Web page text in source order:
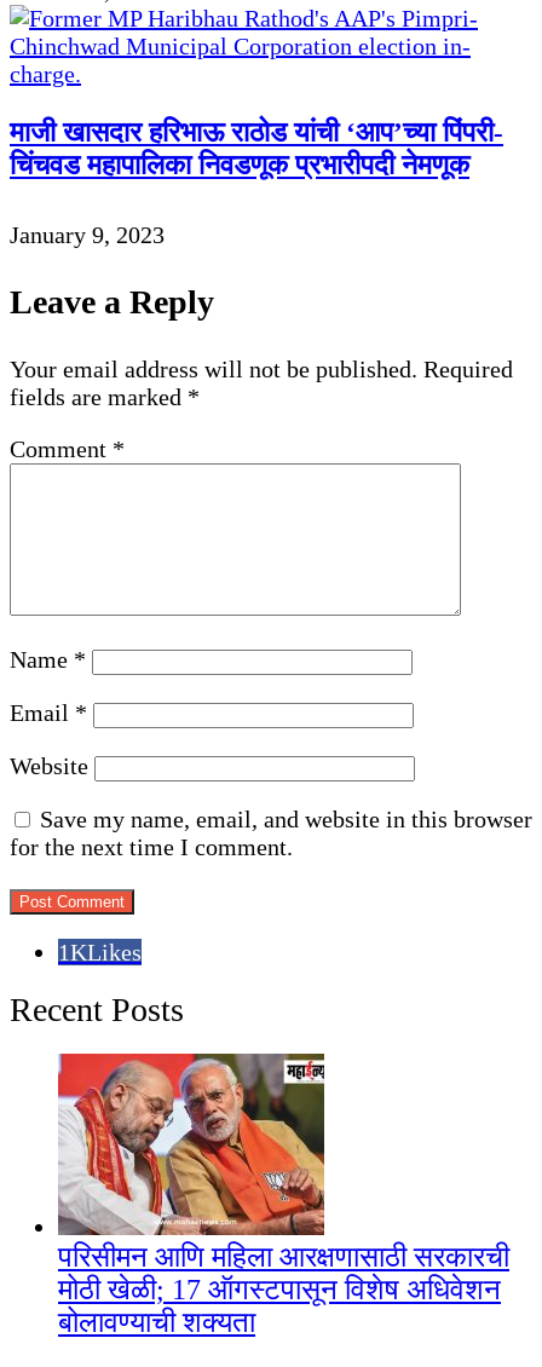
माजी खासदार हरिभाऊ राठोड यांची ‘आप’च्या पिंपरी-
चिंचवड महापालिका निवडणूक प्रभारीपदी नेमणूक
January 9, 2023
Leave a Reply
Your email address will not be published. Required
fields are marked *
Comment *
Name *
Email *
Website
Save my name, email, and website in this browser
for the next time I comment.
1KLikes
Recent Posts
परिसीमन आणि महिला आरक्षणासाठी सरकारची
मोठी खेळी; 17 ऑगस्टपासून विशेष अधिवेशन
बोलावण्याची शक्यता